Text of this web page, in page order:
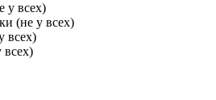
у всех)
(не у всех)
всех)
всех)